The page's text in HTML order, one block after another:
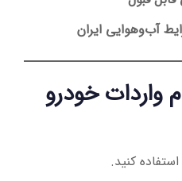
آب‌وهوایی ایران
واردات خودرو
کنید.